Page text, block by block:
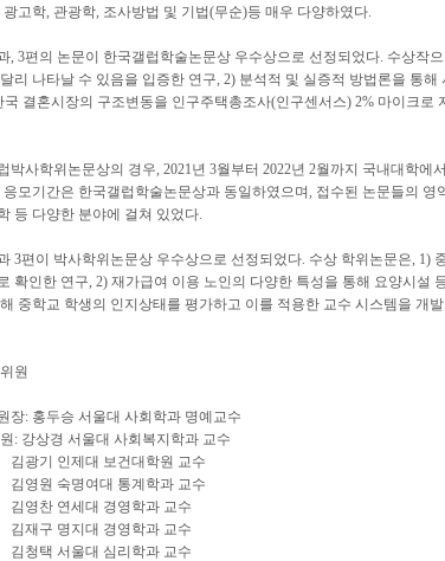
광고학, 관광학, 조사방법 및 기법(무순)등 매우 다양하였다.
, 3편의 논문이 한국갤럽학술논문상 우수상으로 선정되었다. 수상작
리 나타날 수 있음을 입증한 연구, 2) 분석적 및 실증적 방법론을 통
국 결혼시장의 구조변동을 인구주택총조사(인구센서스) 2% 마이크
박사학위논문상의 경우, 2021년 3월부터 2022년 2월까지 국내대학
응모기간은 한국갤럽학술논문상과 동일하였으며, 접수된 논문들의
등 다양한 분야에 걸쳐 있었다.
3편이 박사학위논문상 우수상으로 선정되었다. 수상 학위논문은, 1)
확인한 연구, 2) 재가급여 이용 노인의 다양한 특성을 통해 요양시설
중학교 학생의 인지상태를 평가하고 이를 적용한 교수 시스템을 개
원
장: 홍두승 서울대 사회학과 명예교수
상경 서울대 사회복지학과 교수
인제대 보건대학원 교수
숙명여대 통계학과 교수
연세대 경영학과 교수
명지대 경영학과 교수
서울대 심리학과 교수